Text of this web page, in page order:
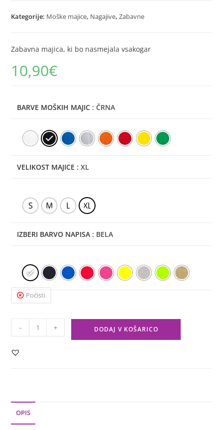
Kategorije: Moške majice, Nagajive,Zabavne
Zabavna majica, ki bo nasmejala vsakogar
10,90€
BARVE MOŠKIH MAJIC : ČRNA
VELIKOST MAJICE : XL
S M L XL
IZBERI BARVO NAPISA : BELA
Počisti
- + DODAJ V KOŠARICO
OPIS